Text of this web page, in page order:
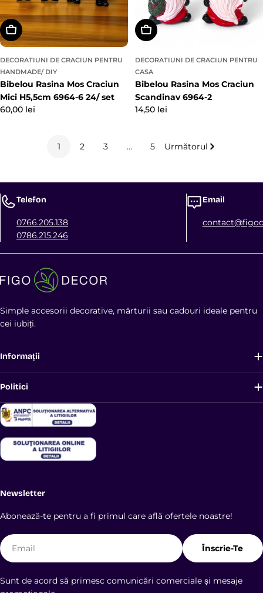
Adaugă In Coş
DECORATIUNI DE CRACIUN PENTRU
HANDMADE/ DIY
Bibelou Rasina Mos Craciun
Mici H5,5cm 6964-6 24/ set
Preț
60,00 lei
Alegeți Opțiunile
DECORATIUNI DE CRACIUN PENTRU
CASA
Bibelou Rasina Mos Craciun
Scandinav 6964-2
Preț
14,50 lei
1 2 3 … 5 Următorul
Telefon
0766.205.138
0786.215.246
Email
Simple accesorii decorative, mărturii sau cadouri ideale pentru
cei iubiți.
Informații
Politici
Newsletter
Abonează-te pentru a fi primul care află ofertele noastre!
E-
mail
Înscrie-Te
Sunt de acord să primesc comunicări comerciale și mesaje